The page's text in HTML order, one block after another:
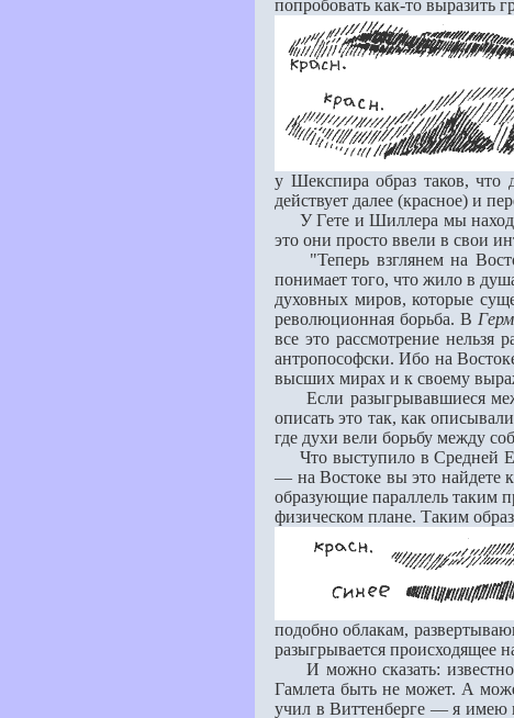
попробовать как-то выразить
у Шекспира образ таков, что
действует далее (красное) и
У Гeте и Шиллера мы
это они просто ввели в свои
"Теперь взглянем на
понимает того, что жило в
духовных миров, которые
революционная борьба. В
всe это рассмотрение нельзя
антропософски. Ибо на
высших мирах и к своему
Если разыгрывавшиеся
описать это так, как
где духи вели борьбу между
Что выступило в Средней
— на Востоке вы это найдeте
образующие параллель таким
физическом плане. Таким
подобно облакам,
разыгрывается происходящее
И можно сказать: известно,
Гамлета быть не может. А
учил в Виттенберге — я имею